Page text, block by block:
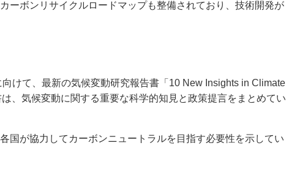
ーボンリサイクルロードマップも整備されており、技術開発が
けて、最新の気候変動研究報告書「10 New Insights in Climate
、気候変動に関する重要な科学的知見と政策提言をまとめてい
国が協力してカーボンニュートラルを目指す必要性を示してい